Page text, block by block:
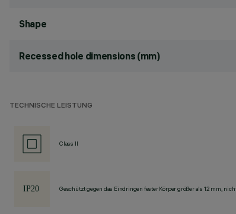
Shape
Recessed hole dimensions (mm)
TECHNISCHE LEISTUNG
Class II
Geschützt gegen das Eindringen fester Körper größer als 12 mm,